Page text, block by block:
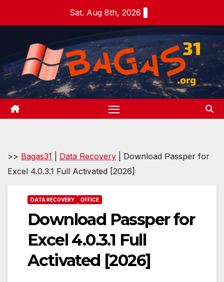
Sat. Aug 8th, 2026
>> Bagas31 Data Recovery
Download Passper for
Excel 4.0.3.1 Full Activated [2026]
DATA RECOVERY OFFICE
Download Passper for
Excel 4.0.3.1 Full
Activated [2026]